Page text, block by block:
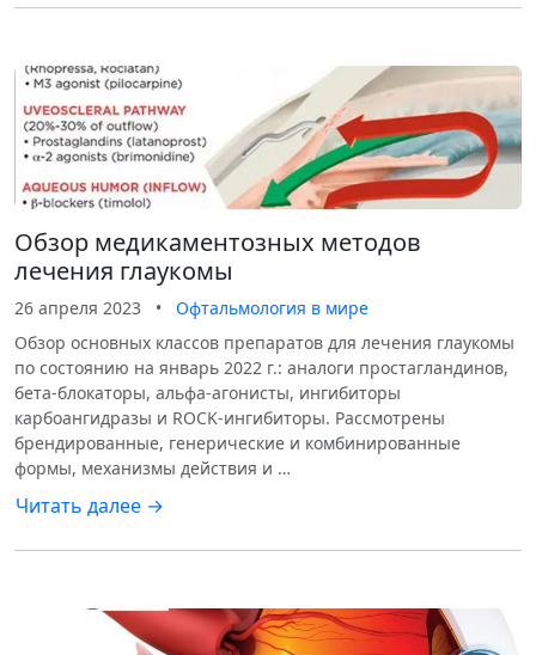
Обзор медикаментозных методов
лечения глаукомы
26 апреля 2023 •
Офтальмология в мире
Обзор основных классов препаратов для лечения глаукомы
по состоянию на январь 2022 г.: аналоги простагландинов,
бета-блокаторы, альфа-агонисты, ингибиторы
карбоангидразы и ROCK-ингибиторы. Рассмотрены
брендированные, генерические и комбинированные
формы, механизмы действия и …
Читать далее →